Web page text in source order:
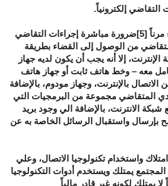
إلكترونياً.
يتطلب لكي يكون القضاء مرناً [5]ضرورة مباشرة إجراءات التقاضي
من الوصول إلى القضاء بطريقة
إلا أنه يجب أن يكون لديه جهاز
معه – وخط هاتف ثابت أو جهاز هاتف
بالإنترنت، وجهاز مودوم، بالإضافة
المتقاضي مجموعة من البرمجيات التي
الانترنت، بالإضافة الي وجود بريد
بإرسال واستقبال الرسائل الخاصة به عن
واستخدام تكنولوجيا الاتصال، وعلي
المجتمع يمتلك ويستخدم أدوات التكنولوجيا
لا يمتلك لكونه غير قادر مالياً